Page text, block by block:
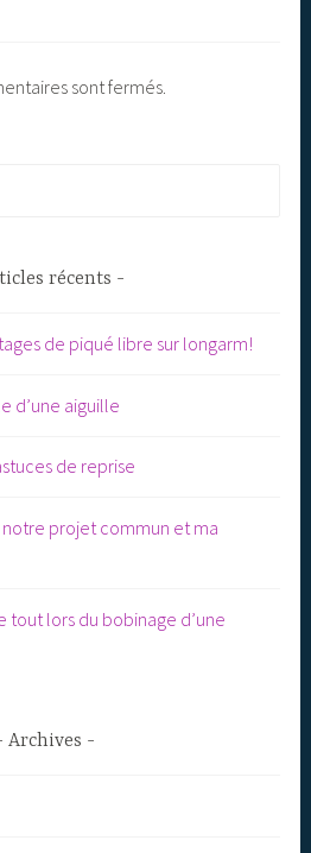
sont fermés.
récents
de piqué libre sur longarm!
d’une aiguille
de reprise
notre projet commun et ma
tout lors du bobinage d’une
Archives